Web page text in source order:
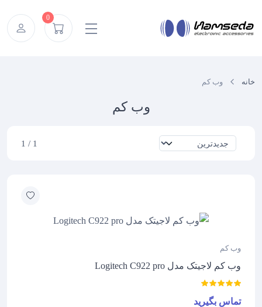
0
خانه وب کم
وب کم
1 / 1
وب کم
وب کم لاجیتک مدل Logitech C922 pro
تماس بگیرید